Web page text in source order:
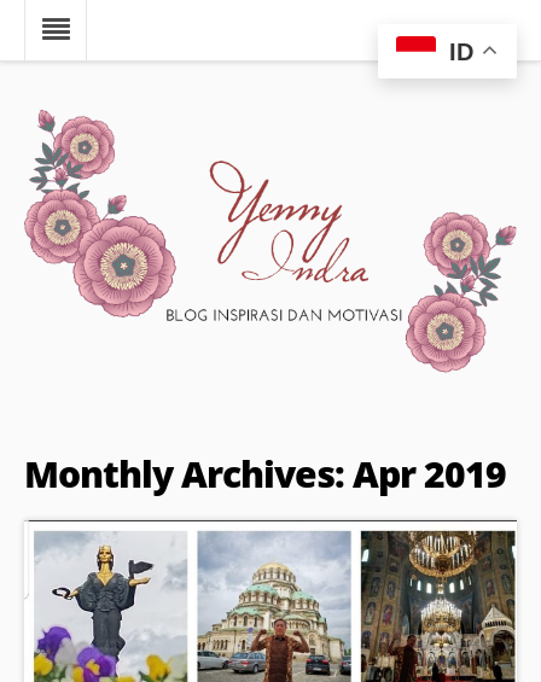
Monthly Archives: Apr 2019
ID